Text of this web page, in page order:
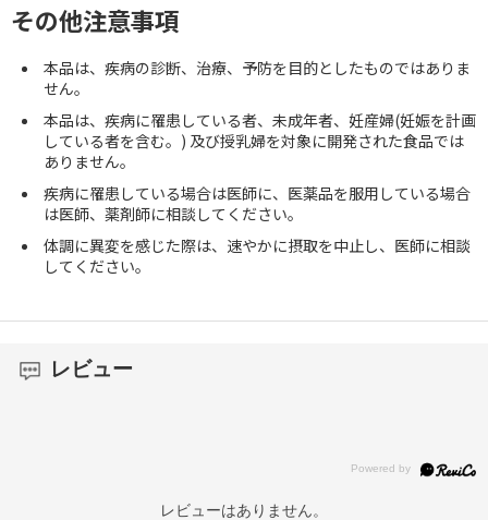
その他注意事項
本品は、疾病の診断、治療、予防を目的としたものではありま
せん。
本品は、疾病に罹患している者、未成年者、妊産婦(妊娠を計画
している者を含む。) 及び授乳婦を対象に開発された食品では
ありません。
疾病に罹患している場合は医師に、医薬品を服用している場合
は医師、薬剤師に相談してください。
体調に異変を感じた際は、速やかに摂取を中止し、医師に相談
してください。
レビュー
レビューはありません。